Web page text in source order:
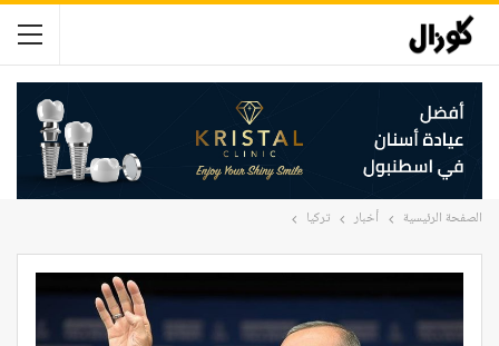
الصفحة الرئيسية أخبار تركيا